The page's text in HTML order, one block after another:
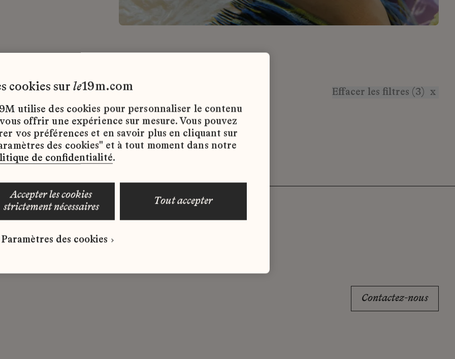
Effacer les filtres (3) x
d’emploi disponibles pour le moment.
correspond à votre profil ?
spontanée dès maintenant.
Contactez-nous
cookies sur le19m.com
utilise des cookies pour personnaliser le contenu
offrir une expérience sur mesure. Vous pouvez
vos préférences et en savoir plus en cliquant sur
des cookies" et à tout moment dans notre
de confidentialité.
accepter les cookies
strictement nécessaires
tout accepter
Paramètres des cookies